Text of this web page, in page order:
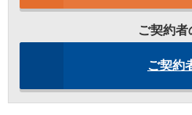
ご契約者
ご契約